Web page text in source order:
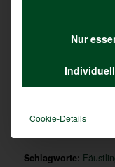
ein gefundenes
menschlichen
Muttergeiß nicht
Schlagworte:
Nur
Cookie-Details